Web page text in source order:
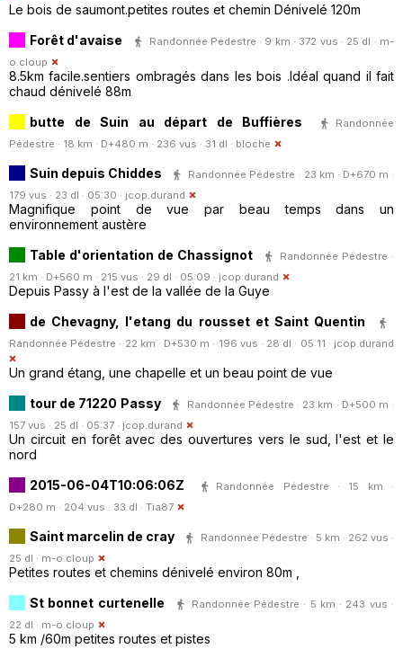
Le bois de saumont.petites routes et chemin Dénivelé 120m
Forêt d'avaise
Randonnée Pédestre · 9 km · 372 vus · 25 dl · m-
o.cloup
8.5km facile.sentiers ombragés dans les bois .Idéal quand il fait
chaud dénivelé 88m
butte de Suin au départ de Buffières
Randonnée
Pédestre · 18 km · D+480 m · 236 vus · 31 dl · bloche
Suin depuis Chiddes
Randonnée Pédestre · 23 km · D+670 m ·
179 vus · 23 dl · 05:30 · jcop.durand
Magnifique point de vue par beau temps dans un
environnement austère
Table d'orientation de Chassignot
Randonnée Pédestre ·
21 km · D+560 m · 215 vus · 29 dl · 05:09 · jcop.durand
Depuis Passy à l'est de la vallée de la Guye
de Chevagny, l'etang du rousset et Saint Quentin
Randonnée Pédestre · 22 km · D+530 m · 196 vus · 28 dl · 05:11 · jcop.durand
Un grand étang, une chapelle et un beau point de vue
tour de 71220 Passy
Randonnée Pédestre · 23 km · D+500 m ·
157 vus · 25 dl · 05:37 · jcop.durand
Un circuit en forêt avec des ouvertures vers le sud, l'est et le
nord
2015-06-04T10:06:06Z
Randonnée Pédestre · 15 km ·
D+280 m · 204 vus · 33 dl · Tia87
Saint marcelin de cray
Randonnée Pédestre · 5 km · 262 vus ·
25 dl · m-o.cloup
Petites routes et chemins dénivelé environ 80m ,
St bonnet curtenelle
Randonnée Pédestre · 5 km · 243 vus ·
22 dl · m-o.cloup
5 km /60m petites routes et pistes